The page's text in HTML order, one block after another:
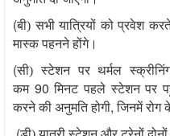
(बी) सभी यात्रियों को प्रवेश
मास्क पहनने होंगे।
(सी) स्टेशन पर थर्मल
कम 90 मिनट पहले स्टेशन पर
करने की अनुमति होगी,जिनमें रोग